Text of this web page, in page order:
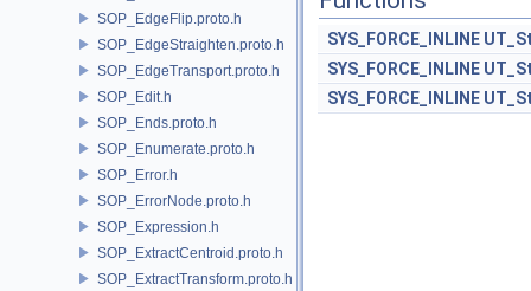
SOP_EdgeFlip.proto.h
SOP_EdgeStraighten.proto.h
SOP_EdgeTransport.proto.h
SOP_Edit.h
SOP_Ends.proto.h
SOP_Enumerate.proto.h
SOP_Error.h
SOP_ErrorNode.proto.h
SOP_Expression.h
SOP_ExtractCentroid.proto.h
SOP_ExtractTransform.proto.h
SYS_FORCE_INLINE
SYS_FORCE_INLINE
SYS_FORCE_INLINE